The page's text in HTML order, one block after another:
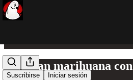
Suscribirse Iniciar sesión
Incautan marihuana